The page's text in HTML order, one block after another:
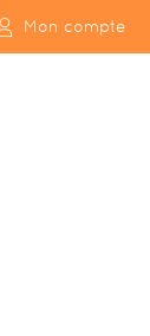
Mon compte